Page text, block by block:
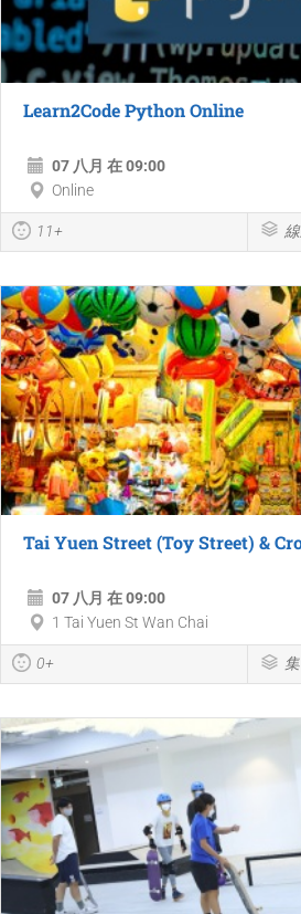
Learn2Code Python Online
07 八月 在 09:00
Online
11+
Tai Yuen Street (Toy Street) &
07 八月 在 09:00
1 Tai Yuen St Wan Chai
0+